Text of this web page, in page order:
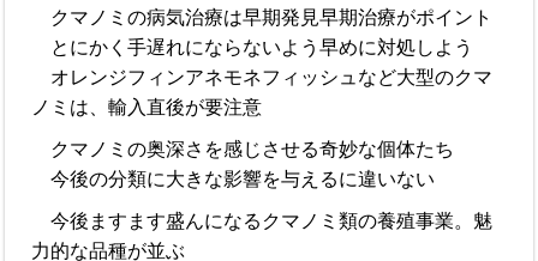
クマノミの病気治療は早期発見早期治療がポイント
とにかく手遅れにならないよう早めに対処しよう
オレンジフィンアネモネフィッシュなど大型のクマ
ノミは、輸入直後が要注意
クマノミの奥深さを感じさせる奇妙な個体たち
今後の分類に大きな影響を与えるに違いない
今後ますます盛んになるクマノミ類の養殖事業。魅
力的な品種が並ぶ